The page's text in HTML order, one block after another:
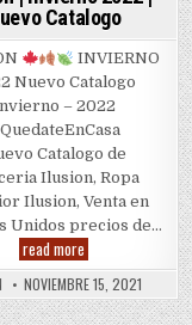
Catalogo
INVIERNO
Nuevo Catalogo
– 2022
Catalogo de
Ilusion, Ropa
Ilusion, Venta en
Unidos precios de…
read more
|
Invierno
2022
|
NOVIEMBRE 15, 2021